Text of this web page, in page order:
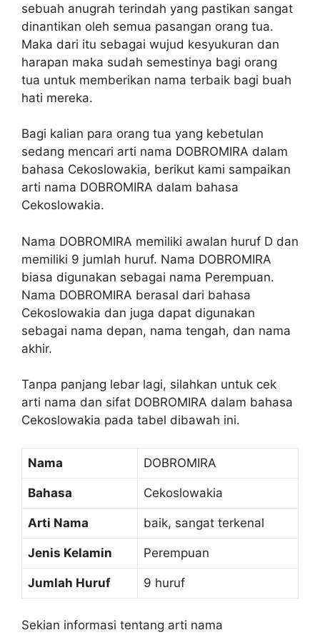
sebuah anugrah terindah yang pastikan sangat
dinantikan oleh semua pasangan orang tua.
Maka dari itu sebagai wujud kesyukuran dan
harapan maka sudah semestinya bagi orang
tua untuk memberikan nama terbaik bagi buah
hati mereka.
Bagi kalian para orang tua yang kebetulan
sedang mencari arti nama DOBROMIRA dalam
bahasa Cekoslowakia, berikut kami sampaikan
arti nama DOBROMIRA dalam bahasa
Cekoslowakia.
Nama DOBROMIRA memiliki awalan huruf D dan
memiliki 9 jumlah huruf. Nama DOBROMIRA
biasa digunakan sebagai nama Perempuan.
Nama DOBROMIRA berasal dari bahasa
Cekoslowakia dan juga dapat digunakan
sebagai nama depan, nama tengah, dan nama
akhir.
Tanpa panjang lebar lagi, silahkan untuk cek
arti nama dan sifat DOBROMIRA dalam bahasa
Cekoslowakia pada tabel dibawah ini.
Nama DOBROMIRA
Bahasa Cekoslowakia
Arti Nama baik, sangat terkenal
Jenis Kelamin Perempuan
Jumlah Huruf 9 huruf
Sekian informasi tentang arti nama